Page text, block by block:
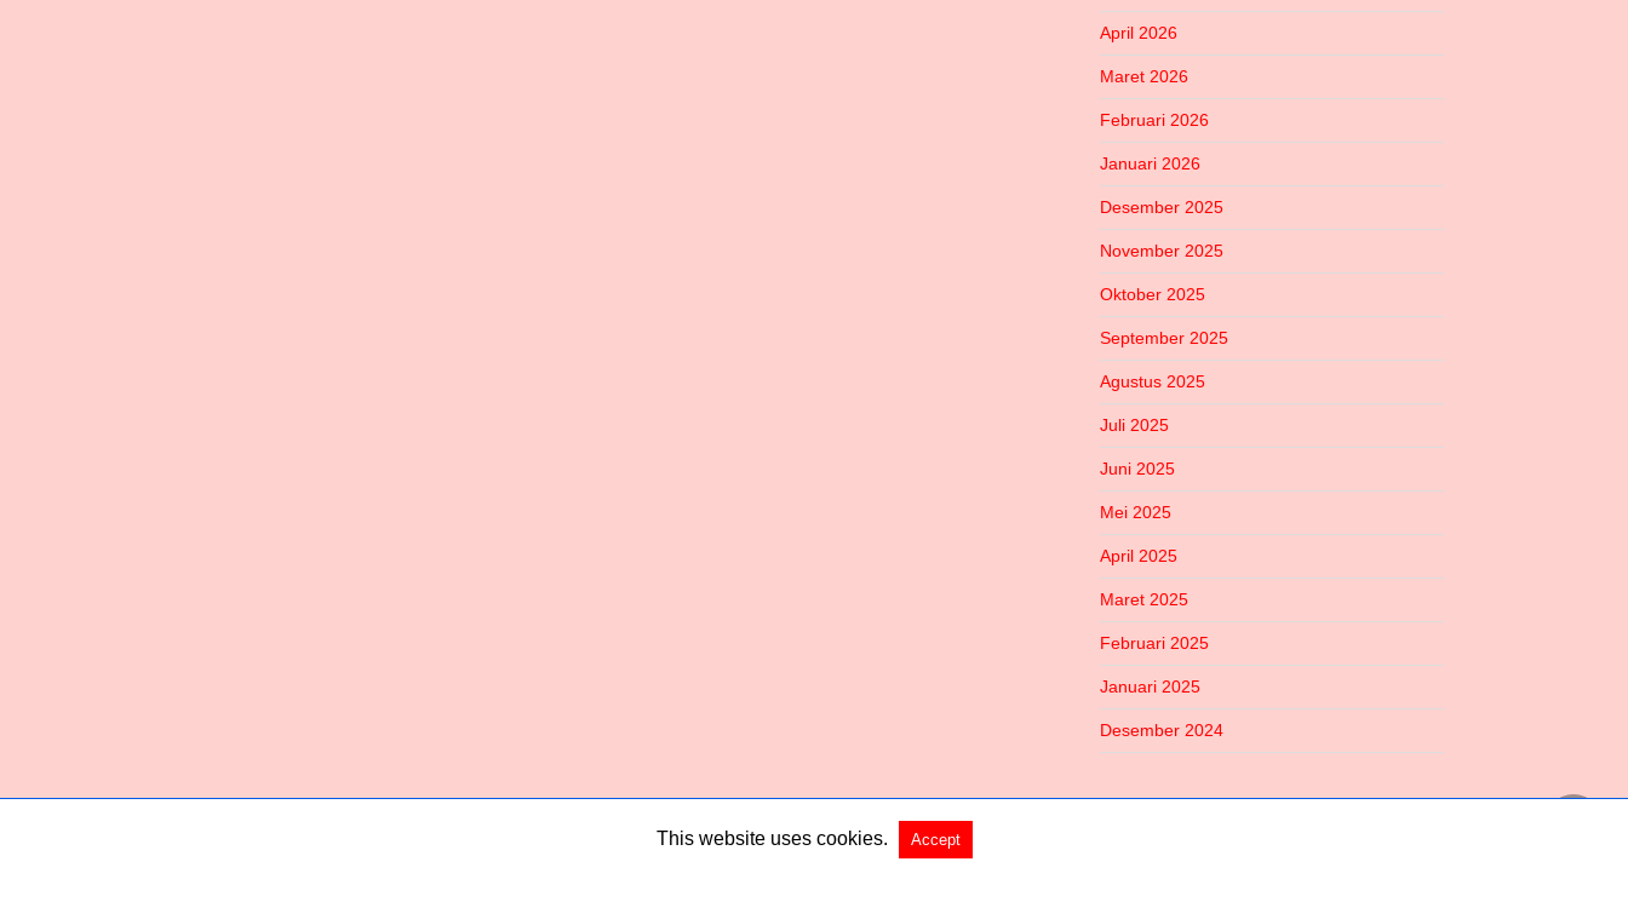
April 2026
Maret 2026
Februari 2026
Januari 2026
Desember 2025
November 2025
Oktober 2025
September 2025
Agustus 2025
Juli 2025
Juni 2025
Mei 2025
April 2025
Maret 2025
Februari 2025
Januari 2025
Desember 2024
Copyright @ 2026 Habered All Rights Reserved
This website uses cookies. Accept